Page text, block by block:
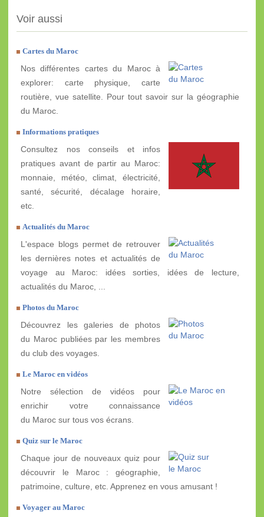
Voir aussi
Cartes du Maroc
Nos différentes cartes du Maroc à
explorer: carte physique, carte
routière, vue satellite. Pour tout savoir sur la géographie
du Maroc.
Informations pratiques
Consultez nos conseils et infos
pratiques avant de partir au Maroc:
monnaie, météo, climat, électricité,
santé, sécurité, décalage horaire,
etc.
Actualités du Maroc
L'espace blogs permet de retrouver
les dernières notes et actualités de
voyage au Maroc: idées sorties, idées de lecture,
actualités du Maroc, ...
Photos du Maroc
Découvrez les galeries de photos
du Maroc publiées par les membres
du club des voyages.
Le Maroc en vidéos
Notre sélection de vidéos pour
enrichir votre connaissance
du Maroc sur tous vos écrans.
Quiz sur le Maroc
Chaque jour de nouveaux quiz pour
découvrir le Maroc : géographie,
patrimoine, culture, etc. Apprenez en vous amusant !
Voyager au Maroc